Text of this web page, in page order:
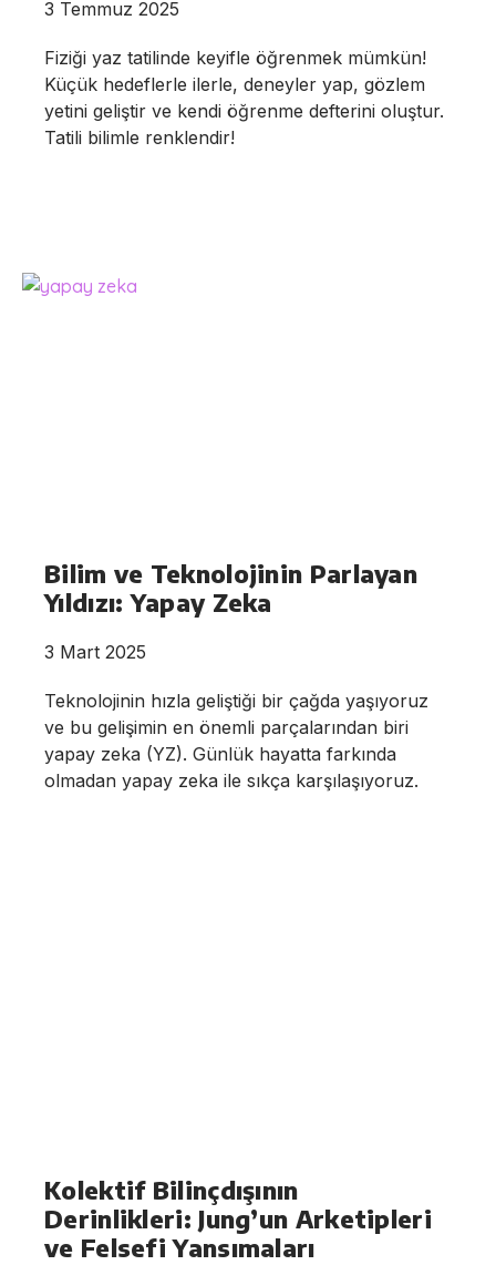
3 Temmuz 2025
Fiziği yaz tatilinde keyifle öğrenmek mümkün!
Küçük hedeflerle ilerle, deneyler yap, gözlem
yetini geliştir ve kendi öğrenme defterini oluştur.
Tatili bilimle renklendir!
Bilim ve Teknolojinin Parlayan
Yıldızı: Yapay Zeka
3 Mart 2025
Teknolojinin hızla geliştiği bir çağda yaşıyoruz
ve bu gelişimin en önemli parçalarından biri
yapay zeka (YZ). Günlük hayatta farkında
olmadan yapay zeka ile sıkça karşılaşıyoruz.
Kolektif Bilinçdışının
Derinlikleri: Jung’un Arketipleri
ve Felsefi Yansımaları